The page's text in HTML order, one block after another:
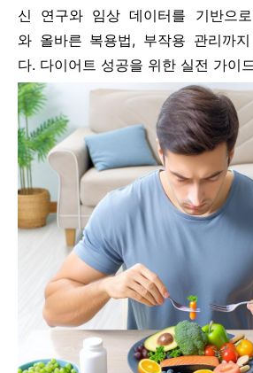
신 연구와 임상 데이터를 기반으
와 올바른 복용법, 부작용 관리까
다. 다이어트 성공을 위한 실전 가이